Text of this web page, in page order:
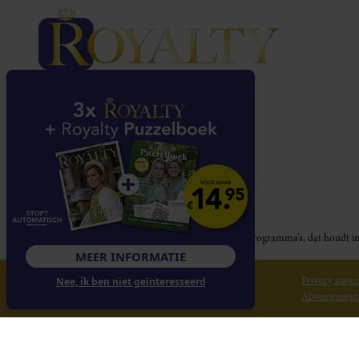
Royalty participeert in diverse affiliate marketing programma’s, dat
© 2026 Royalty Online Privacy
MEER INFORMATIE
Nee, ik ben niet geïnteresseerd